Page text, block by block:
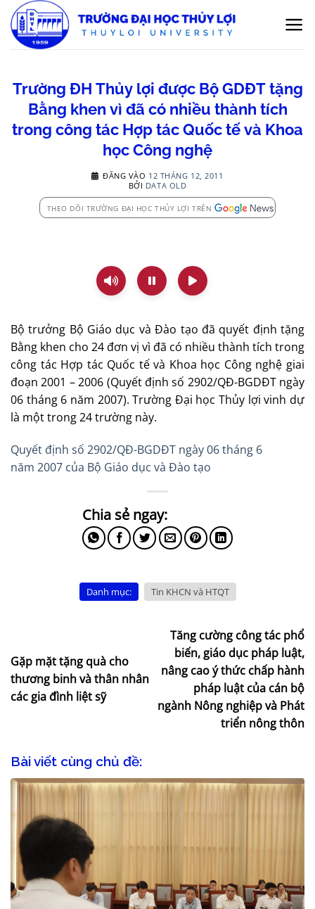
qua
nội
Trường ĐH Thủy lợi được Bộ GDĐT tặng
Bằng khen vì đã có nhiều thành tích
trong công tác Hợp tác Quốc tế và Khoa
học Công nghệ
ĐĂNG VÀO 12 THÁNG 12, 2011
BỞI DATA OLD
THEO DÕI TRƯỜNG ĐẠI HỌC THỦY LỢI TRÊN
Bộ trưởng Bộ Giáo dục và Đào tạo đã quyết định tặng
Bằng khen cho 24 đơn vị vì đã có nhiều thành tích trong
công tác Hợp tác Quốc tế và Khoa học Công nghệ giai
đoạn 2001 – 2006 (Quyết định số 2902/QĐ-BGDĐT ngày
06 tháng 6 năm 2007). Trường Đại học Thủy lợi vinh dự
là một trong 24 trường này.
Quyết định số 2902/QĐ-BGDĐT ngày 06 tháng 6
năm 2007 của Bộ Giáo dục và Đào tạo
Danh mục: Tin KHCN và HTQT
Gặp mặt tặng quà cho
thương binh và thân nhân
các gia đình liệt sỹ
Tăng cường công tác phổ
biến, giáo dục pháp luật,
nâng cao ý thức chấp hành
pháp luật của cán bộ
ngành Nông nghiệp và Phát
triển nông thôn
Bài viết cùng chủ đề: